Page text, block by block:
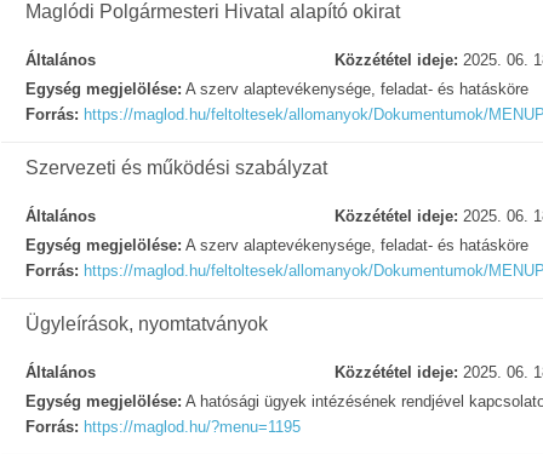
Maglódi Polgármesteri Hivatal alapító okirat
Általános Közzététel ideje: 2025. 06.
Egység megjelölése: A szerv alaptevékenysége, feladat- és hatásköre
Forrás: https://maglod.hu/feltoltesek/allomanyok/Dokumentumok/
Szervezeti és működési szabályzat
Általános Közzététel ideje: 2025. 06.
Egység megjelölése: A szerv alaptevékenysége, feladat- és hatásköre
Forrás: https://maglod.hu/feltoltesek/allomanyok/Dokumentumok/
Ügyleírások, nyomtatványok
Általános Közzététel ideje: 2025. 06.
Egység megjelölése: A hatósági ügyek intézésének rendjével
Forrás: https://maglod.hu/?menu=1195